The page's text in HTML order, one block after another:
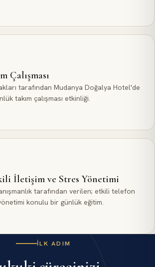
Çalışması
tarafından Mudanya Doğalya Hotel'de
takım çalışması etkinliği.
İletişim ve Stres Yönetimi
tarafından verilen; etkili telefon
konulu bir günlük eğitim.
İLK ADIM